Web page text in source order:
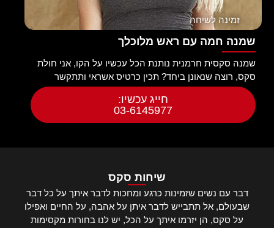
זמינה לשיחה
שמנה חמה עם ראש מלוכלך
שמנה סקסית חרמנית נותנת הכל עכשיו על הקו, אני חולת
סקס, רוצה שנאונן ביחד? תכין כרטיס אשראי ותתקשר
חייג עכשיו:
03-6145977
שיחות סקס
דבר עם נשים שזמינות כרגע ומחכות לדבר איתך על כל דבר
שבעולם, אל תתבייש לדבר איתן על אהבה, על החיים ואפילו
על סקס, הן יזרמו איתך על הכל, יש לנו בחורות מקסימות